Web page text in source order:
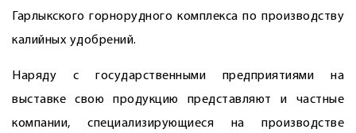
Гарлыкского горнорудного комплекса по производству
калийных удобрений.
Наряду с государственными предприятиями на
выставке свою продукцию представляют и частные
компании, специализирующиеся на производстве